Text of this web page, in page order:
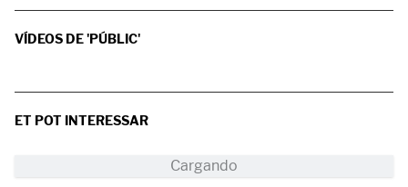
VÍDEOS DE 'PÚBLIC'
ET POT INTERESSAR